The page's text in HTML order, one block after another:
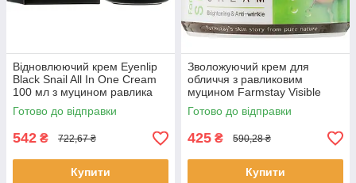
Відновлюючий крем Eyenlip
Black Snail All In One Cream
100 мл з муцином равлика
антивіковий від зморшок
Айнліп
Готово до відправки
542 ₴ 722,67 ₴
Купити
Зволожуючий крем для
обличчя з равликовим
муцином Farmstay Visible
Difference Moisture Cream
Snail 100 мл
Готово до відправки
425 ₴ 590,28 ₴
Купити